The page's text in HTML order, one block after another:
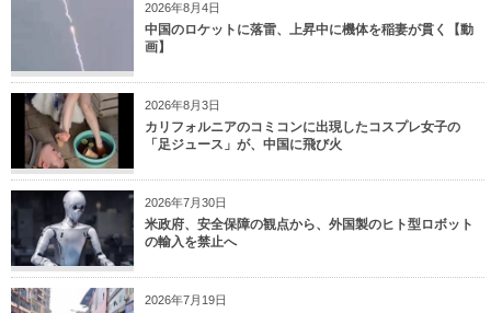
2026年8月4日
中国のロケットに落雷、上昇中に機体を稲妻が貫く【動
画】
2026年8月3日
カリフォルニアのコミコンに出現したコスプレ女子の
「足ジュース」が、中国に飛び火
2026年7月30日
米政府、安全保障の観点から、外国製のヒト型ロボット
の輸入を禁止へ
2026年7月19日